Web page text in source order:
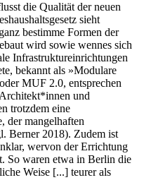
die Qualität der neuen
sieht
bestimme Formen der
wird sowie wennes sich
Infrastruktureinrichtungen
bekannt als »Modulare
MUF 2.0, entsprechen
und
trotzdem eine
der mangelhaften
Berner 2018). Zudem ist
wervon der Errichtung
So waren etwa in Berlin die
Weise [...] teurer als